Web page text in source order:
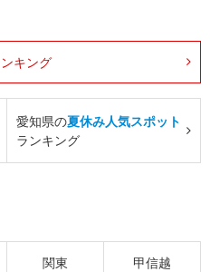
キング
愛知県の夏休み人気スポット
ランキング
関東 甲信越